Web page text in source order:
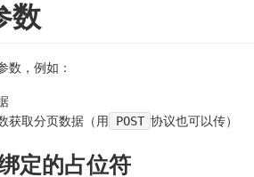
数
数，例如：
获取分页数据（用 POST 协议也可以传）
定的占位符